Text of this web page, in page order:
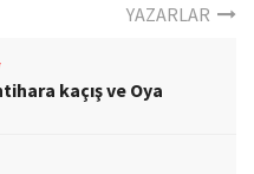
YAZARLAR
kaçış ve Oya